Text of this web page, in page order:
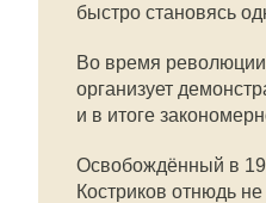
быстро становясь
Во время революции
организует
и в итоге
Освобождённый в
Костриков отнюдь